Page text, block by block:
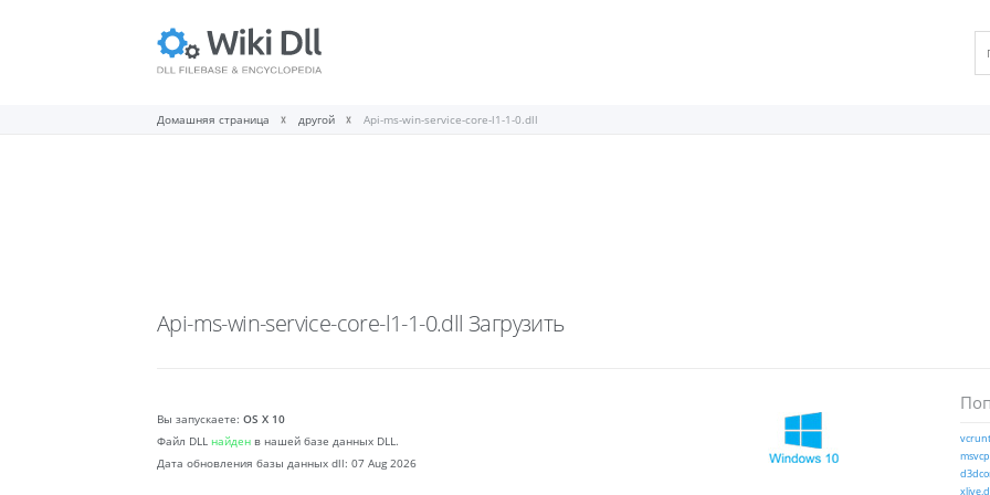
Домашняя страница другой Api-ms-win-service-core-l1-1-0.dll
Api-ms-win-service-core-l1-1-0.dll Загрузить
Вы запускаете: OS X 10
Файл DLL найден в нашей базе данных DLL.
Дата обновления базы данных dll: 07 Aug 2026